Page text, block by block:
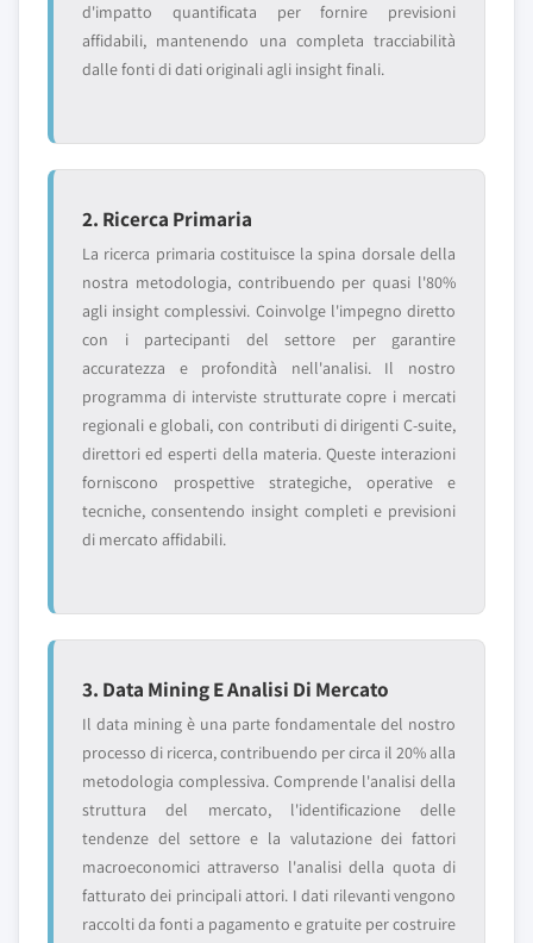
d'impatto quantificata per fornire previsioni
affidabili, mantenendo una completa tracciabilità
dalle fonti di dati originali agli insight finali.
2. Ricerca Primaria
La ricerca primaria costituisce la spina dorsale della
nostra metodologia, contribuendo per quasi l'80%
agli insight complessivi. Coinvolge l'impegno diretto
con i partecipanti del settore per garantire
accuratezza e profondità nell'analisi. Il nostro
programma di interviste strutturate copre i mercati
regionali e globali, con contributi di dirigenti C-suite,
direttori ed esperti della materia. Queste interazioni
forniscono prospettive strategiche, operative e
tecniche, consentendo insight completi e previsioni
di mercato affidabili.
3. Data Mining E Analisi Di Mercato
Il data mining è una parte fondamentale del nostro
processo di ricerca, contribuendo per circa il 20% alla
metodologia complessiva. Comprende l'analisi della
struttura del mercato, l'identificazione delle
tendenze del settore e la valutazione dei fattori
macroeconomici attraverso l'analisi della quota di
fatturato dei principali attori. I dati rilevanti vengono
raccolti da fonti a pagamento e gratuite per costruire